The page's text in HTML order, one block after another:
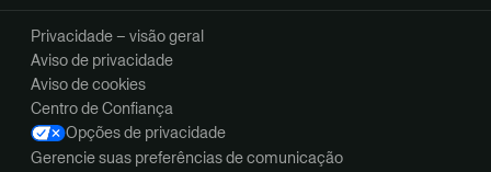
Privacidade – visão geral
Aviso de privacidade
Aviso de cookies
Centro de Confiança
Opções de privacidade
Gerencie suas preferências de comunicação